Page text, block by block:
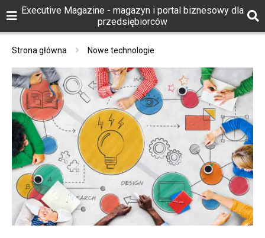
Executive Magazine - magazyn i portal biznesowy dla
przedsiębiorców
Strona główna Nowe technologie